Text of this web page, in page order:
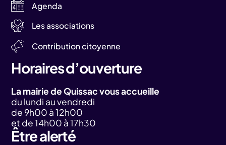
Agenda
Les associations
Contribution citoyenne
Horaires d’ouverture
La mairie de Quissac vous accueille
du lundi au vendredi
de 9h00 à 12h00
et de 14h00 à 17h30
Être alerté